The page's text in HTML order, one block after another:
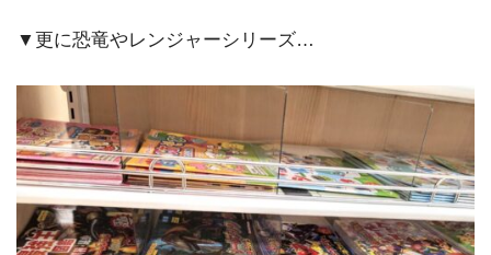
▼更に恐竜やレンジャーシリーズ…